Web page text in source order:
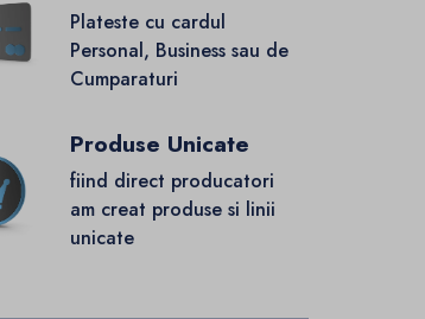
Plateste cu cardul
Personal, Business sau de
Cumparaturi
Produse Unicate
fiind direct producatori
am creat produse si linii
unicate